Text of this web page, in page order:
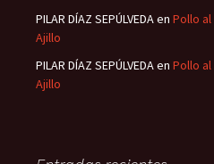
PILAR DÍAZ SEPÚLVEDAen Pollo al
Ajillo
PILAR DÍAZ SEPÚLVEDAen Pollo al
Ajillo